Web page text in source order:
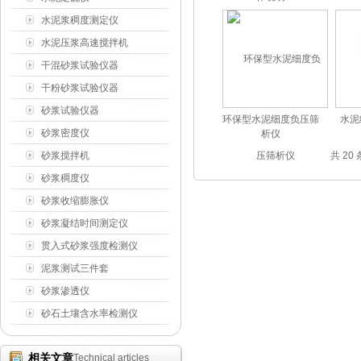
水泥浆稠度测定仪
水泥压浆高速搅拌机
干混砂浆试验仪器
干粉砂浆试验仪器
砂浆试验仪器
砂浆密度仪
砂浆搅拌机
砂浆稠度仪
砂浆收缩膨胀仪
砂浆凝结时间测定仪
贯入式砂浆强度检测仪
泥浆测试三件套
砂浆渗透仪
砂石土壤含水率检测仪
相关文章Technical articles
环保型水泥细度负压筛
析仪
水
共 20